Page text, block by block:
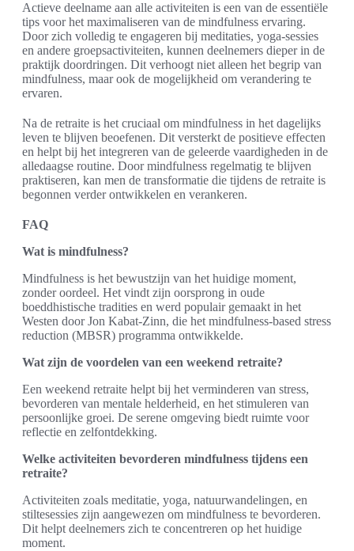
Actieve deelname aan alle activiteiten is een van de essentiële
tips voor het maximaliseren van de mindfulness ervaring.
Door zich volledig te engageren bij meditaties, yoga-sessies
en andere groepsactiviteiten, kunnen deelnemers dieper in de
praktijk doordringen. Dit verhoogt niet alleen het begrip van
mindfulness, maar ook de mogelijkheid om verandering te
ervaren.
Na de retraite is het cruciaal om mindfulness in het dagelijks
leven te blijven beoefenen. Dit versterkt de positieve effecten
en helpt bij het integreren van de geleerde vaardigheden in de
alledaagse routine. Door mindfulness regelmatig te blijven
praktiseren, kan men de transformatie die tijdens de retraite is
begonnen verder ontwikkelen en verankeren.
FAQ
Wat is mindfulness?
Mindfulness is het bewustzijn van het huidige moment,
zonder oordeel. Het vindt zijn oorsprong in oude
boeddhistische tradities en werd populair gemaakt in het
Westen door Jon Kabat-Zinn, die het mindfulness-based stress
reduction (MBSR) programma ontwikkelde.
Wat zijn de voordelen van een weekend retraite?
Een weekend retraite helpt bij het verminderen van stress,
bevorderen van mentale helderheid, en het stimuleren van
persoonlijke groei. De serene omgeving biedt ruimte voor
reflectie en zelfontdekking.
Welke activiteiten bevorderen mindfulness tijdens een
retraite?
Activiteiten zoals meditatie, yoga, natuurwandelingen, en
stiltesessies zijn aangewezen om mindfulness te bevorderen.
Dit helpt deelnemers zich te concentreren op het huidige
moment.